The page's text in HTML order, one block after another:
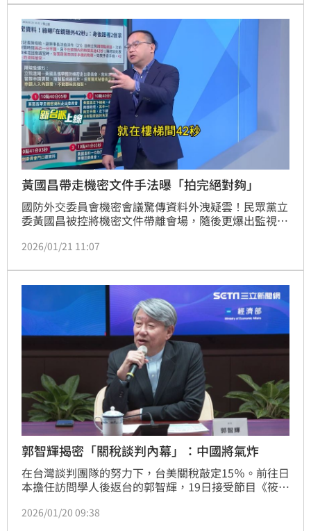
這個麻煩，哪怕只是想改一個字，都可能成為「毀約」
的關鍵。
黃國昌帶走機密文件手法曝「拍完絕對夠」
國防外交委員會機密會議驚傳資料外洩疑雲！民眾黨立
委黃國昌被控將機密文件帶離會場，隨後更爆出監視器
國昌消失的動線親自走訪立法院樓梯間發現，從三樓走
這關鍵的42秒，足以讓一個人從容翻拍數十頁機密文
件。
2026/01/21 11:07
郭智輝揭密「關稅談判內幕」：中國將氣炸
在台灣談判團隊的努力下，台美關稅敲定15％。前往日
本擔任訪問學人後返台的郭智輝，19日接受節目《筱君
清德的決策層、自己在內閣時的討論行程等，受人矚目
2026/01/20 09:38